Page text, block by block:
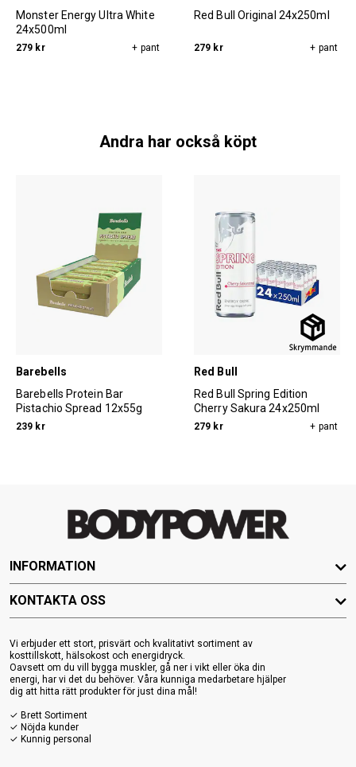
Monster Energy Ultra White
24x500ml
279 kr + pant
Red Bull Original 24x250ml
279 kr + pant
Andra har också köpt
Barebells
Barebells Protein Bar
Pistachio Spread 12x55g
239 kr
Red Bull
Red Bull Spring Edition
Cherry Sakura 24x250ml
279 kr + pant
Vi erbjuder ett stort, prisvärt och kvalitativt sortiment av
kosttillskott, hälsokost och energidryck.
Oavsett om du vill bygga muskler, gå ner i vikt eller öka din
energi, har vi det du behöver. Våra kunniga medarbetare hjälper
dig att hitta rätt produkter för just dina mål!
✓ Brett Sortiment
✓ Nöjda kunder
✓ Kunnig personal
INFORMATION
KONTAKTA OSS